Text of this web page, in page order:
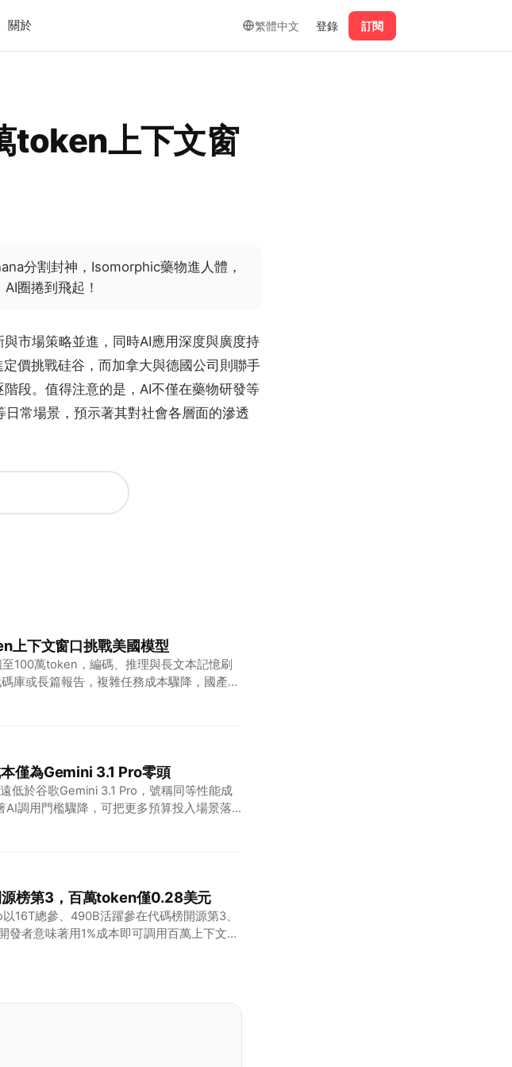
關於 繁體中文 登錄 訂閱
token上下文窗
分割封神，Isomorphic藥物進人體，
圈捲到飛起！
市場策略並進，同時AI應用深度與廣度持
價挑戰硅谷，而加拿大與德國公司則聯手
段。值得注意的是，AI不僅在藥物研發等
常場景，預示著其對社會各層面的滲透
下文窗口挑戰美國模型
100萬token，編碼、推理與長文本記憶刷
庫或長篇報告，複雜任務成本驟降，國產大
對手。
僅為Gemini 3.1 Pro零頭
低於谷歌Gemini 3.1 Pro，號稱同等性能成
調用門檻驟降，可把更多預算投入場景落
榜第3，百萬token僅0.28美元
16T總參、490B活躍參在代碼榜開源第3、
者意味著用1%成本即可調用百萬上下文、